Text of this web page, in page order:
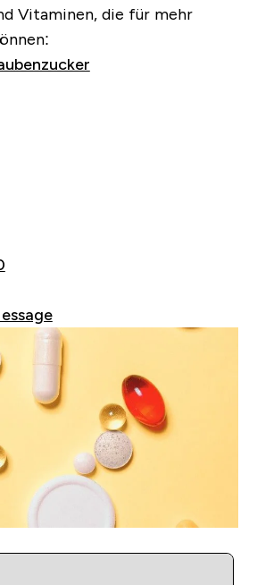
Vitaminen, die für mehr